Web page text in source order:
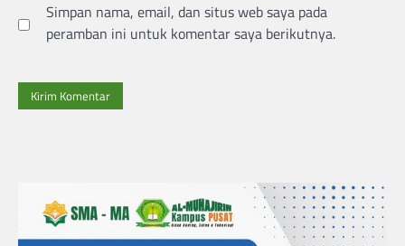
Simpan nama, email, dan situs web saya pada
peramban ini untuk komentar saya berikutnya.